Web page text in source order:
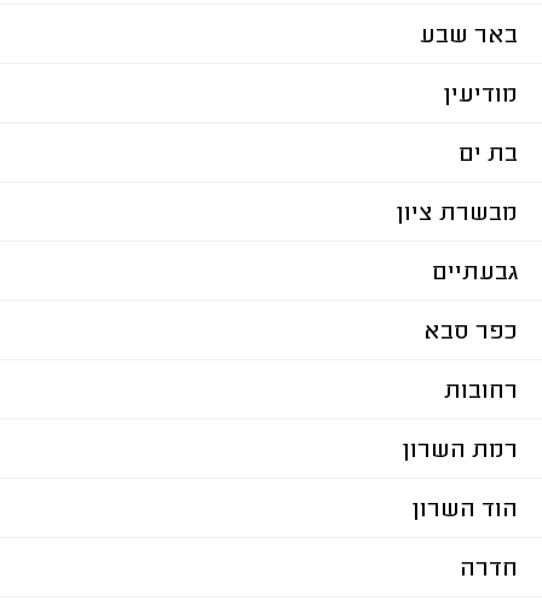
באר שבע
מודיעין
בת ים
מבשרת ציון
גבעתיים
כפר סבא
רחובות
רמת השרון
הוד השרון
חדרה